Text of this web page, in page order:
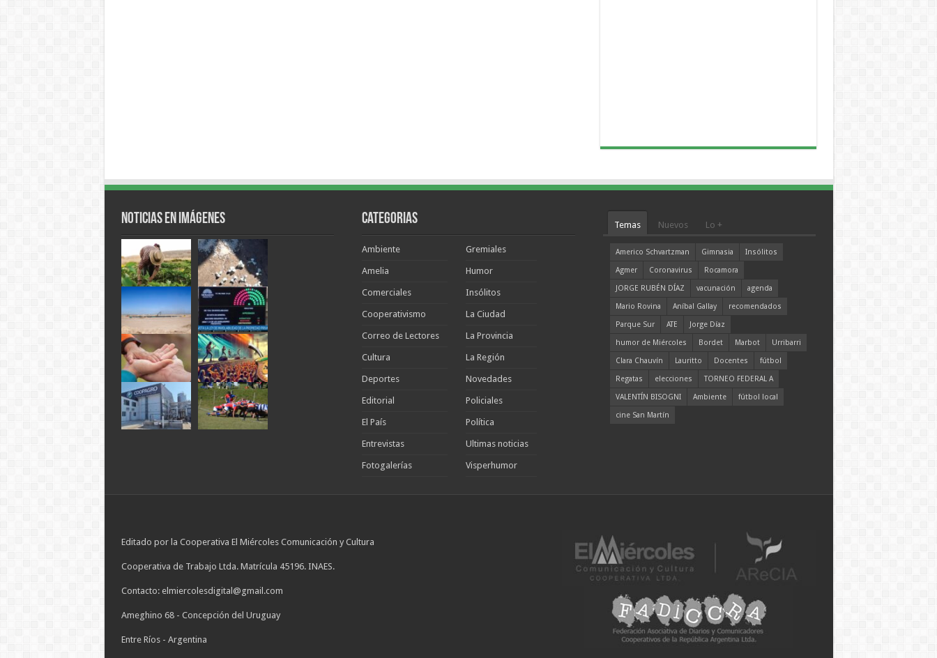
Noticias en Imágenes Categorias
Ambiente
Amelia
Comerciales
Cooperativismo
Correo de Lectores
Cultura
Deportes
Editorial
El País
Entrevistas
Fotogalerías
Gremiales
Humor
Insólitos
La Ciudad
La Provincia
La Región
Novedades
Policiales
Política
Ultimas noticias
Visperhumor
Temas Nuevos Lo +
Americo Schvartzman Gimnasia
Insólitos
Agmer
Coronavirus
Rocamora
JORGE RUBÉN DÍAZ
vacunación
agenda
Mario Rovina
Aníbal Gallay
recomendados
Parque Sur
ATE
Jorge Díaz
humor de Miércoles
Bordet Marbot
Urribarri
Clara Chauvín
Lauritto Docentes
fútbol
Regatas
elecciones
TORNEO FEDERAL A
VALENTÍN BISOGNI
Ambiente
fútbol local
cine San Martín
Editado por la Cooperativa El Miércoles Comunicación y Cultura
Cooperativa de Trabajo Ltda. Matrícula 45196. INAES.
Contacto: elmiercolesdigital@gmail.com
Ameghino 68 - Concepción del Uruguay
Entre Ríos - Argentina